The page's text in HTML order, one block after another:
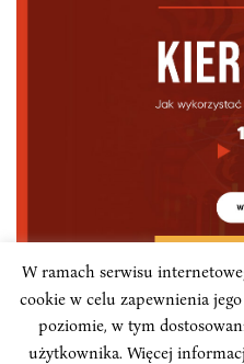
Konferencja
szanse i biznesowy
W ramach serwisu
cookie w celu zapewnienia
poziomie, w tym
użytkownika. Więcej